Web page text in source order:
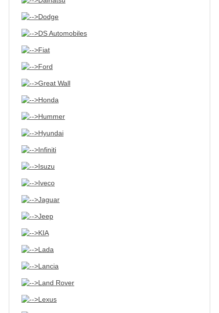
Dodge
DS Automobiles
Fiat
Ford
Great Wall
Honda
Hummer
Hyundai
Infiniti
Isuzu
Iveco
Jaguar
Jeep
KIA
Lada
Lancia
Land Rover
Lexus